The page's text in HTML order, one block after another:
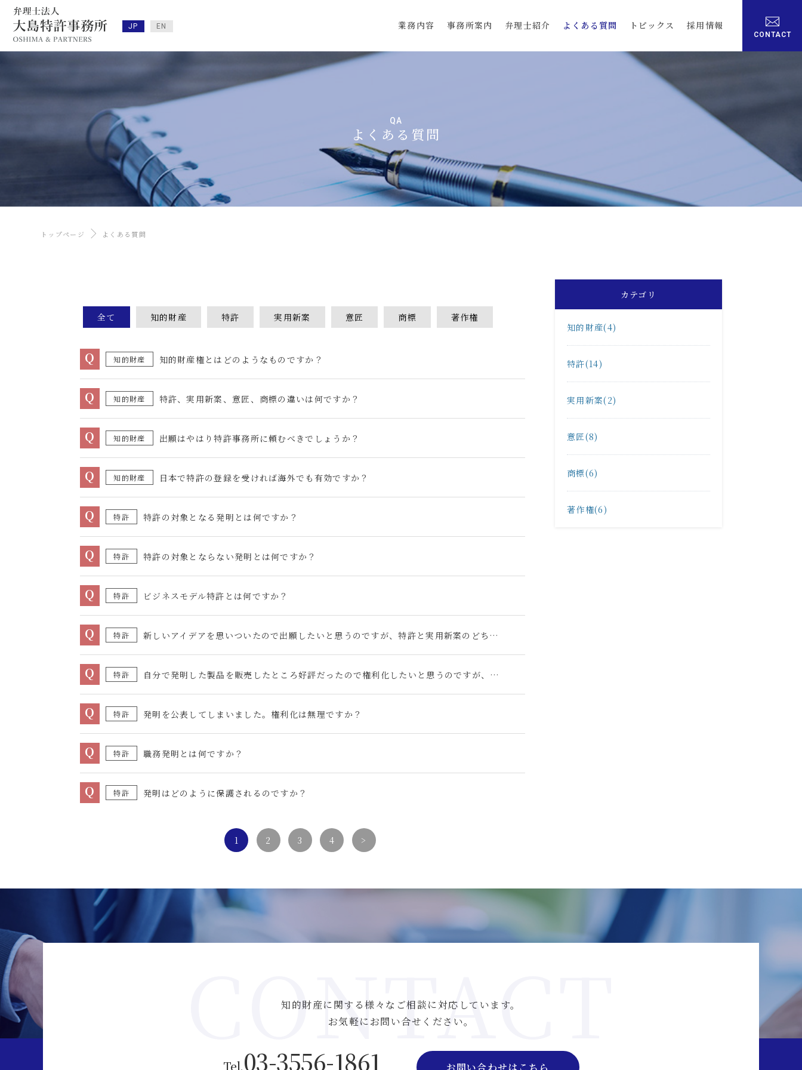
業務内容 事務所案内 弁理士紹介 よくある質問 トピックス 採用情報
CONTACT
JP EN
QA
よくある質問
トップページ よくある質問
全て 知的財産 特許 実用新案 意匠 商標 著作権
Q 知的財産 知的財産権とはどのようなものですか？
Q 知的財産 特許、実用新案、意匠、商標の違いは何ですか？
Q 知的財産 出願はやはり特許事務所に頼むべきでしょうか？
Q 知的財産 日本で特許の登録を受ければ海外でも有効ですか？
Q 特許 特許の対象となる発明とは何ですか？
Q 特許 特許の対象とならない発明とは何ですか？
Q 特許 ビジネスモデル特許とは何ですか？
Q 特許 新しいアイデアを思いついたので出願したいと思うのですが、特許と実用新案のどちらで出願すべきですか？両者はどのように違うのですか？
Q 特許 自分で発明した製品を販売したところ好評だったので権利化したいと思うのですが、可能ですか？
Q 特許 発明を公表してしまいました。権利化は無理ですか？
Q 特許 職務発明とは何ですか？
Q 特許 発明はどのように保護されるのですか？
1 2 3 4 >
カテゴリ
知的財産(4)
特許(14)
実用新案(2)
意匠(8)
商標(6)
著作権(6)
CONTACT
知的財産に関する様々なご相談に対応しています。
お気軽にお問い合せください。
Tel.03-3556-1861